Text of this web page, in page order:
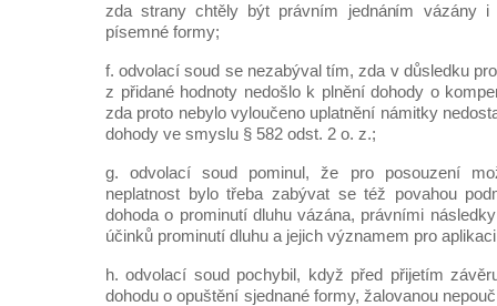
zda strany chtěly být právním jednáním vázány i
písemné formy;
f. odvolací soud se nezabýval tím, zda v důsledku
z přidané hodnoty nedošlo k plnění dohody o
zda proto nebylo vyloučeno uplatnění námitky
dohody ve smyslu § 582 odst. 2 o. z.;
g. odvolací soud pominul, že pro posouzení
neplatnost bylo třeba zabývat se též povahou
dohoda o prominutí dluhu vázána, právními
účinků prominutí dluhu a jejich významem pro
h. odvolací soud pochybil, když před přijetím
dohodu o opuštění sjednané formy, žalovanou